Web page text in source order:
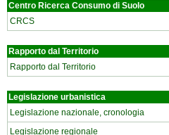
Centro Ricerca Consumo di Suolo
CRCS
Rapporto dal Territorio
Rapporto dal Territorio
Legislazione urbanistica
Legislazione nazionale, cronologia
Legislazione regionale